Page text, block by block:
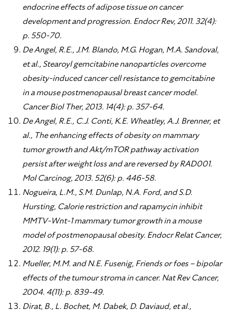
endocrine effects of adipose tissue on cancer
development and progression. Endocr Rev, 2011. 32(4):
p. 550-70.
De Angel, R.E., J.M. Blando, M.G. Hogan, M.A. Sandoval,
et al., Stearoyl gemcitabine nanoparticles overcome
obesity-induced cancer cell resistance to gemcitabine
in a mouse postmenopausal breast cancer model.
Cancer Biol Ther, 2013. 14(4): p. 357-64.
De Angel, R.E., C.J. Conti, K.E. Wheatley, A.J. Brenner, et
al., The enhancing effects of obesity on mammary
tumor growth and Akt/mTOR pathway activation
persist after weight loss and are reversed by RAD001.
Mol Carcinog, 2013. 52(6): p. 446-58.
Nogueira, L.M., S.M. Dunlap, N.A. Ford, and S.D.
Hursting, Calorie restriction and rapamycin inhibit
MMTV-Wnt-1 mammary tumor growth in a mouse
model of postmenopausal obesity. Endocr Relat Cancer,
2012. 19(1): p. 57-68.
Mueller, M.M. and N.E. Fusenig, Friends or foes – bipolar
effects of the tumour stroma in cancer. Nat Rev Cancer,
2004. 4(11): p. 839-49.
Dirat, B., L. Bochet, M. Dabek, D. Daviaud, et al.,